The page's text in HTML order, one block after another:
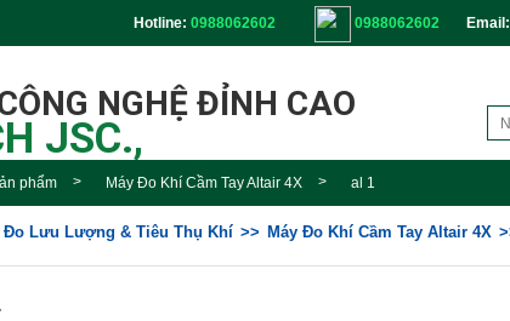
Hotline: 0988062602 0988062602 Email:
NGHỆ ĐỈNH CAO
JSC.,
phẩm Máy Đo Khí Cầm Tay Altair 4X al 1
Đo Lưu Lượng & Tiêu Thụ Khí Máy Đo Khí Cầm Tay Altair 4X